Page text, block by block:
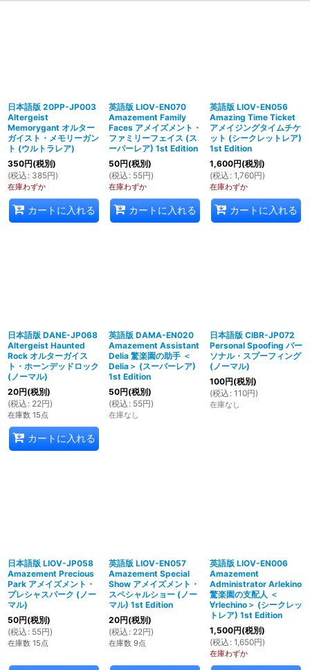
日本語版 20PP-JP003
Altergeist
Memorygant オルター
ガイスト・メモリーガン
ト (ウルトラレア)
350円(税別)
(税込 : 385円)
在庫わずか
カートに入れる
英語版 LIOV-EN070
Amazement Family
Faces アメイズメント・
ファミリーフェイス (ス
ーパーレア) 1st Edition
50円(税別)
(税込 : 55円)
在庫わずか
カートに入れる
英語版 LIOV-EN056
Amazing Time Ticket
アメイジングタイムチケ
ット (シークレットレア)
1st Edition
1,600円(税別)
(税込 : 1,760円)
在庫わずか
カートに入れる
日本語版 DANE-JP068
Altergeist Haunted
Rock オルターガイス
ト・ホーンデッドロック
(ノーマル)
20円(税別)
(税込 : 22円)
在庫数 15点
カートに入れる
英語版 DAMA-EN020
Amazement Assistant
Delia 驚楽園の助手 ＜
Delia＞ (スーパーレア)
1st Edition
50円(税別)
(税込 : 55円)
在庫なし
日本語版 CIBR-JP072
Personal Spoofing パー
ソナル・スプーフィング
(ノーマル)
100円(税別)
(税込 : 110円)
在庫なし
日本語版 LIOV-JP058
Amazement Precious
Park アメイズメント・
プレシャスパーク (ノー
マル)
50円(税別)
(税込 : 55円)
在庫数 15点
英語版 LIOV-EN057
Amazement Special
Show アメイズメント・
スペシャルショー (ノー
マル) 1st Edition
20円(税別)
(税込 : 22円)
在庫数 9点
英語版 LIOV-EN006
Amazement
Administrator Arlekino
驚楽園の支配人 ＜
∀rlechino＞ (シークレッ
トレア) 1st Edition
1,500円(税別)
(税込 : 1,650円)
在庫わずか